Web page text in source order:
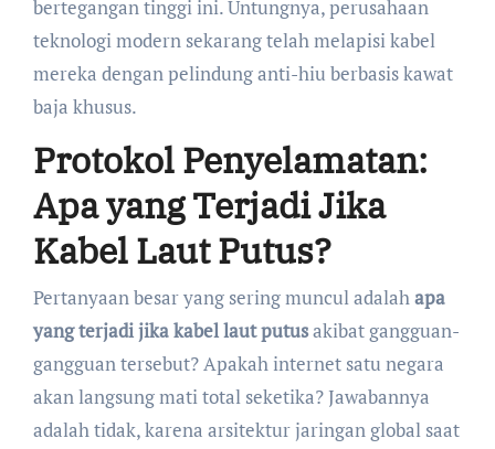
bertegangan tinggi ini. Untungnya, perusahaan
teknologi modern sekarang telah melapisi kabel
mereka dengan pelindung anti-hiu berbasis kawat
baja khusus.
Protokol Penyelamatan:
Apa yang Terjadi Jika
Kabel Laut Putus?
Pertanyaan besar yang sering muncul adalah apa
yang terjadi jika kabel laut putusakibat gangguan-
gangguan tersebut? Apakah internet satu negara
akan langsung mati total seketika? Jawabannya
adalah tidak, karena arsitektur jaringan global saat